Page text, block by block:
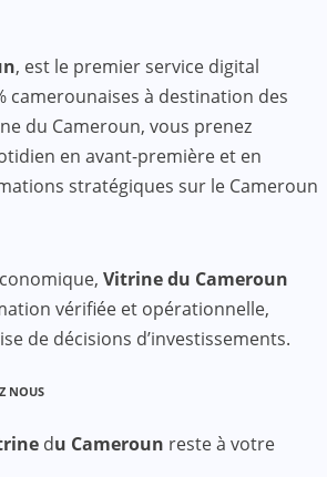
, est le premier service digital
camerounaises à destination des
du Cameroun, vous prenez
en avant-première et en
stratégiques sur le Cameroun
Vitrine du Cameroun
vérifiée et opérationnelle,
de décisions d’investissements.
NOUS
du Cameroun reste à votre